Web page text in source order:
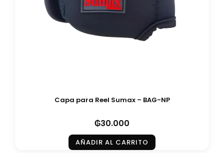
Capa para Reel Sumax – BAG-NP
₲30.000
AÑADIR AL CARRITO